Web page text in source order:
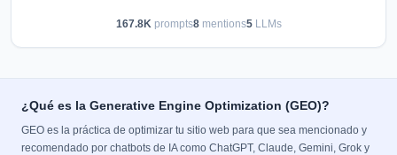
167.8Kprompts8mentions5LLMs
¿Qué es la Generative Engine Optimization (GEO)?
GEO es la práctica de optimizar tu sitio web para que sea mencionado y
recomendado por chatbots de IA como ChatGPT, Claude, Gemini, Grok y